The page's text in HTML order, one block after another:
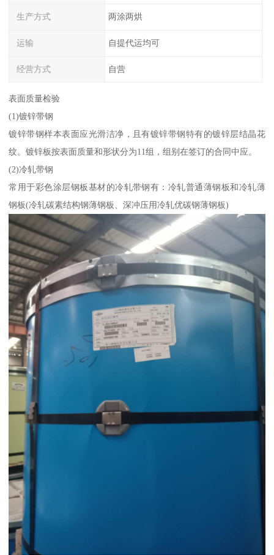
生产方式 两涂两烘
运输 自提代运均可
经营方式 自营
表面质量检验
(1)镀锌带钢
镀锌带钢样本表面应光滑洁净，且有镀锌带钢特有的镀锌层结晶花
纹。镀锌板按表面质量和形状分为11组，组别在签订的合同中应。
(2)冷轧带钢
常用于彩色涂层钢板基材的冷轧带钢有：冷轧普通薄钢板和冷轧薄
钢板(冷轧碳素结构钢薄钢板、深冲压用冷轧优碳钢薄钢板)